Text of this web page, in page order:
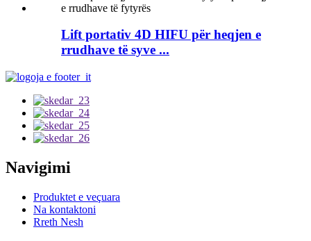
Lift portativ 4D HIFU për heqjen e
rrudhave të syve ...
Navigimi
Produktet e veçuara
Na kontaktoni
Rreth Nesh